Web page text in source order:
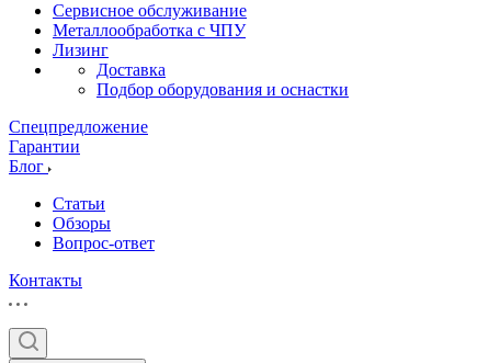
Сервисное обслуживание
Металлообработка с ЧПУ
Лизинг
Доставка
Подбор оборудования и оснастки
Спецпредложение
Гарантии
Блог
Статьи
Обзоры
Вопрос-ответ
Контакты